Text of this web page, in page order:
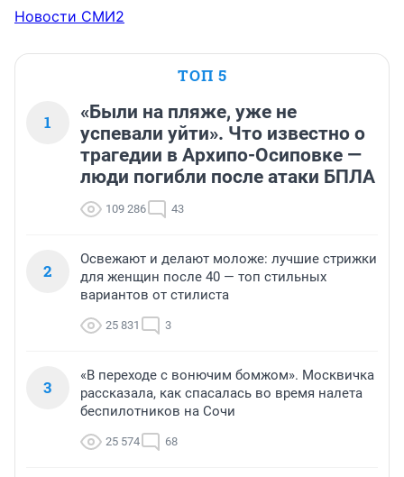
Новости СМИ2
ТОП 5
1
«Были на пляже, уже не
успевали уйти». Что известно о
трагедии в Архипо-Осиповке —
люди погибли после атаки БПЛА
109 286 43
2
Освежают и делают моложе: лучшие стрижки
для женщин после 40 — топ стильных
вариантов от стилиста
25 831 3
3
«В переходе с вонючим бомжом». Москвичка
рассказала, как спасалась во время налета
беспилотников на Сочи
25 574 68